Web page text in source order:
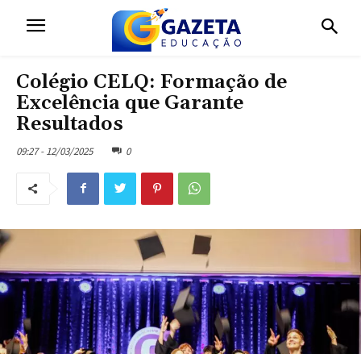
Colégio CELQ: Formação de
Excelência que Garante
Resultados
09:27 - 12/03/2025 0